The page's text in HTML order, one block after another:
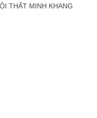
THẤT MINH KHANG